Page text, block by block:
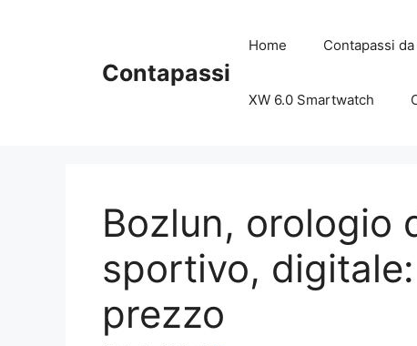
Contapassi
Home Contapassi
XW 6.0 Smartwatch
Bozlun, orologio
sportivo,
prezzo